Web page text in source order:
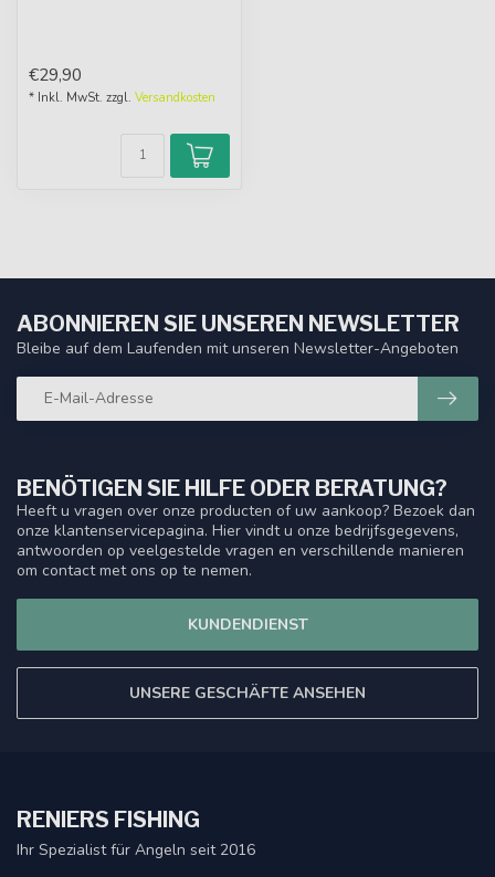
€29,90
* Inkl. MwSt. zzgl. Versandkosten
BENÖTIGEN SIE HILFE ODER BERATUNG?
Heeft u vragen over onze producten of uw aankoop? Bezoek dan
onze klantenservicepagina. Hier vindt u onze bedrijfsgegevens,
antwoorden op veelgestelde vragen en verschillende manieren
om contact met ons op te nemen.
KUNDENDIENST
UNSERE GESCHÄFTE ANSEHEN
ABONNIEREN SIE UNSEREN NEWSLETTER
Bleibe auf dem Laufenden mit unseren Newsletter-Angeboten
RENIERS FISHING
Ihr Spezialist für Angeln seit 2016